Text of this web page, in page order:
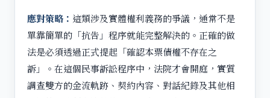
應對策略： 這類涉及實體權利義務的爭議，通常不是
單靠簡單的「抗告」程序就能完整解決的。正確的做
法是必須透過正式提起「確認本票債權不存在之
訴」。在這個民事訴訟程序中，法院才會開庭，實質
調查雙方的金流軌跡、契約內容、對話紀錄及其他相